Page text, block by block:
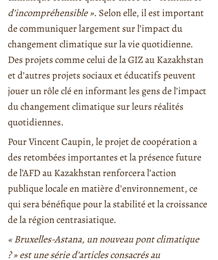
d’incompréhensible ». Selon elle, il est important
de communiquer largement sur l’impact du
changement climatique sur la vie quotidienne.
Des projets comme celui de la GIZ au Kazakhstan
et d’autres projets sociaux et éducatifs peuvent
jouer un rôle clé en informant les gens de l’impact
du changement climatique sur leurs réalités
quotidiennes.
Pour Vincent Caupin, le projet de coopération a
des retombées importantes et la présence future
de l’AFD au Kazakhstan renforcera l’action
publique locale en matière d’environnement, ce
qui sera bénéfique pour la stabilité et la croissance
de la région centrasiatique.
« Bruxelles-Astana, un nouveau pont climatique
? » est une série d’articles consacrés au